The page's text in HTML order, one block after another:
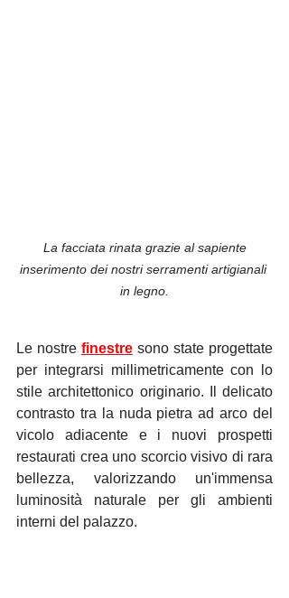
La facciata rinata grazie al sapiente
inserimento dei nostri serramenti artigianali
in legno.
Le nostre finestre sono state progettate
per integrarsi millimetricamente con lo
stile architettonico originario. Il delicato
contrasto tra la nuda pietra ad arco del
vicolo adiacente e i nuovi prospetti
restaurati crea uno scorcio visivo di rara
bellezza, valorizzando un'immensa
luminosità naturale per gli ambienti
interni del palazzo.